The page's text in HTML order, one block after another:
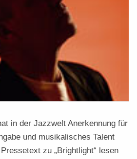
in der Jazzwelt Anerkennung für
und musikalisches Talent
zu „Brightlight“ lesen